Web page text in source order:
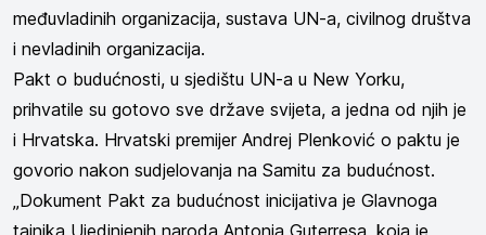
međuvladinih organizacija, sustava UN-a, civilnog društva
i nevladinih organizacija.
Pakt o budućnosti, u sjedištu UN-a u New Yorku,
prihvatile su gotovo sve države svijeta, a jedna od njih je
i Hrvatska. Hrvatski premijer Andrej Plenković o paktu je
govorio nakon sudjelovanja na Samitu za budućnost.
„Dokument Pakt za budućnost inicijativa je Glavnoga
tajnika Ujedinjenih naroda Antonia Guterresa, koja je